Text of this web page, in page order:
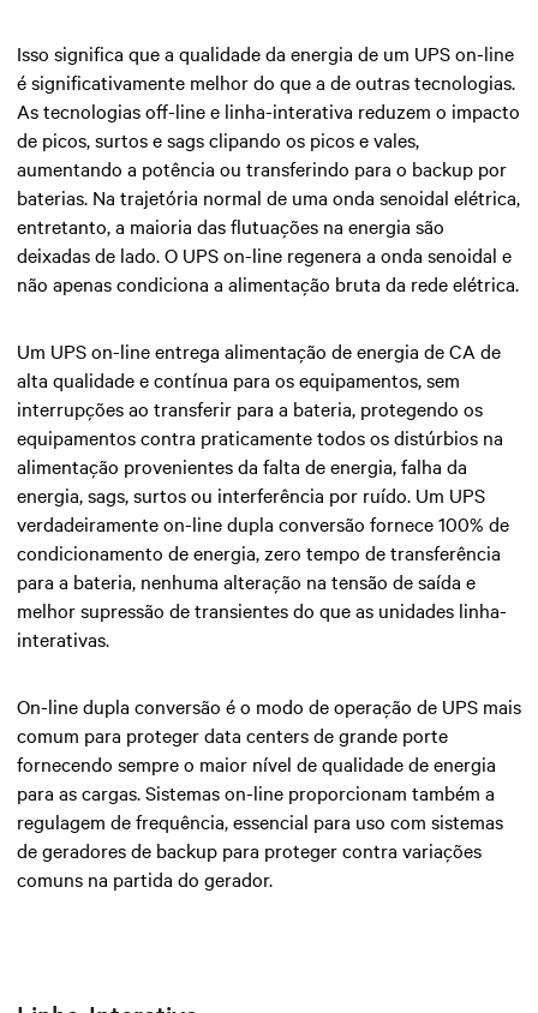
Isso significa que a qualidade da energia de um UPS on-line
é significativamente melhor do que a de outras tecnologias.
As tecnologias off-line e linha-interativa reduzem o impacto
de picos, surtos e sags clipando os picos e vales,
aumentando a potência ou transferindo para o backup por
baterias. Na trajetória normal de uma onda senoidal elétrica,
entretanto, a maioria das flutuações na energia são
deixadas de lado. O UPS on-line regenera a onda senoidal e
não apenas condiciona a alimentação bruta da rede elétrica.
Um UPS on-line entrega alimentação de energia de CA de
alta qualidade e contínua para os equipamentos, sem
interrupções ao transferir para a bateria, protegendo os
equipamentos contra praticamente todos os distúrbios na
alimentação provenientes da falta de energia, falha da
energia, sags, surtos ou interferência por ruído. Um UPS
verdadeiramente on-line dupla conversão fornece 100% de
condicionamento de energia, zero tempo de transferência
para a bateria, nenhuma alteração na tensão de saída e
melhor supressão de transientes do que as unidades linha-
interativas.
On-line dupla conversão é o modo de operação de UPS mais
comum para proteger data centers de grande porte
fornecendo sempre o maior nível de qualidade de energia
para as cargas. Sistemas on-line proporcionam também a
regulagem de frequência, essencial para uso com sistemas
de geradores de backup para proteger contra variações
comuns na partida do gerador.